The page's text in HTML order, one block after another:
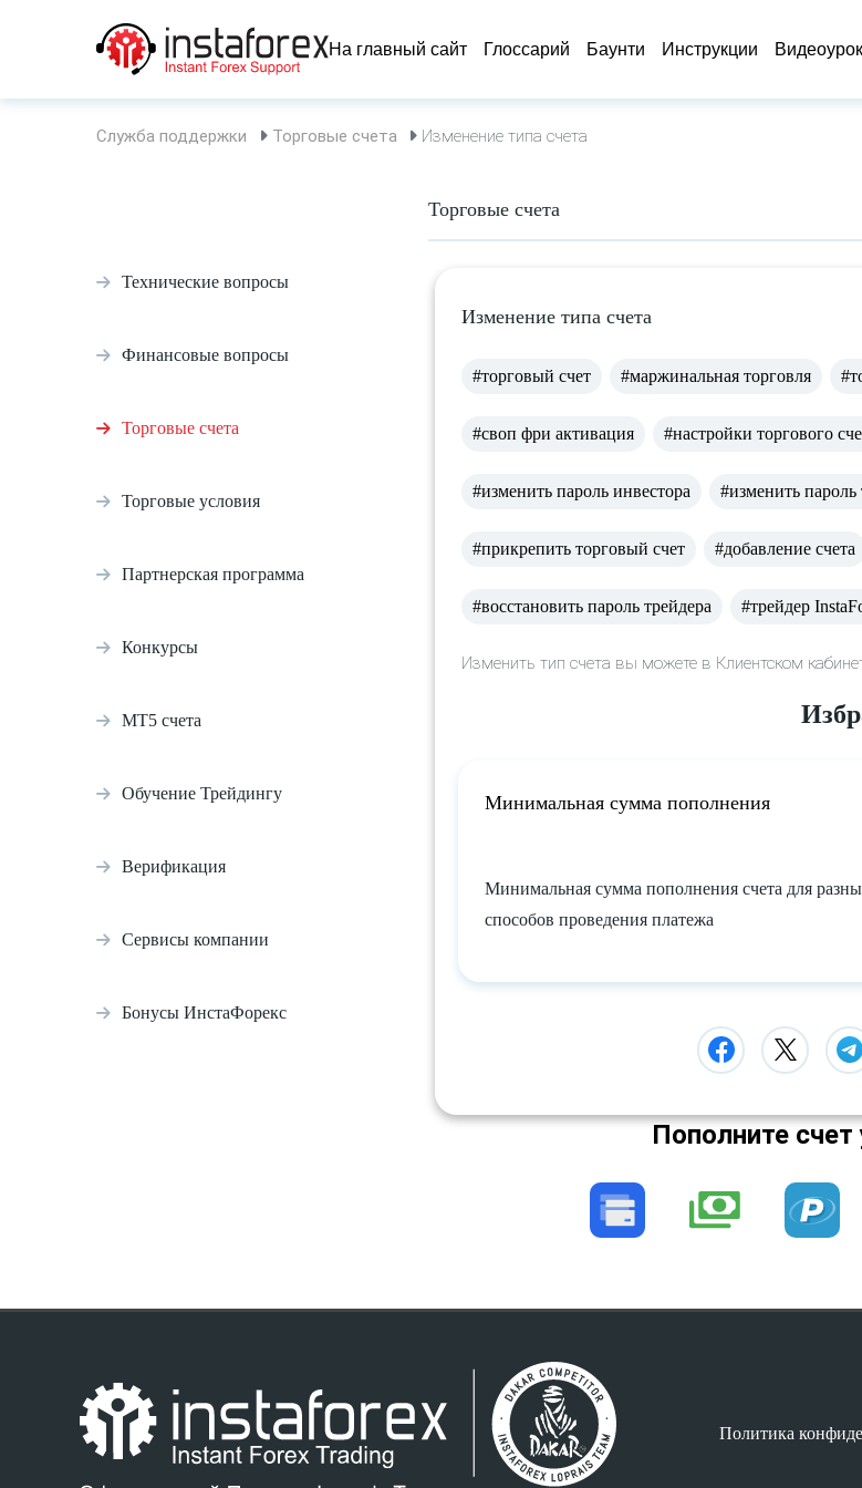
На главный сайт Глоссарий Баунти Инструкции
Служба поддержки Торговые счета Изменение типа счета
Технические вопросы
Финансовые вопросы
Торговые счета
Торговые условия
Партнерская программа
Конкурсы
МТ5 счета
Обучение Трейдингу
Верификация
Сервисы компании
Бонусы ИнстаФорекс
Торговые счета
Изменение типа счета
#торговый счет #маржинальная торговля
#своп фри активация #настройки торгового
#изменить пароль инвестора #изменить пароль
#прикрепить торговый счет #добавление счета
#восстановить пароль трейдера #трейдер
Изменить тип счета вы можете в Клиентском
Минимальная сумма пополнения
Минимальная сумма пополнения счета для
способов проведения платежа
Пополните
Политика